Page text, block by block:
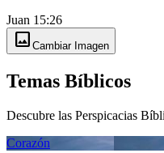
Juan 15:26
image Cambiar Imagen
Temas Bíblicos
Descubre las Perspicacias
Corazón